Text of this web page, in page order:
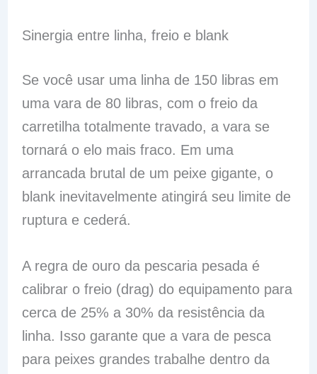
Sinergia entre linha, freio e blank
Se você usar uma linha de 150 libras em
uma vara de 80 libras, com o freio da
carretilha totalmente travado, a vara se
tornará o elo mais fraco. Em uma
arrancada brutal de um peixe gigante, o
blank inevitavelmente atingirá seu limite de
ruptura e cederá.
A regra de ouro da pescaria pesada é
calibrar o freio (drag) do equipamento para
cerca de 25% a 30% da resistência da
linha. Isso garante que a vara de pesca
para peixes grandes trabalhe dentro da